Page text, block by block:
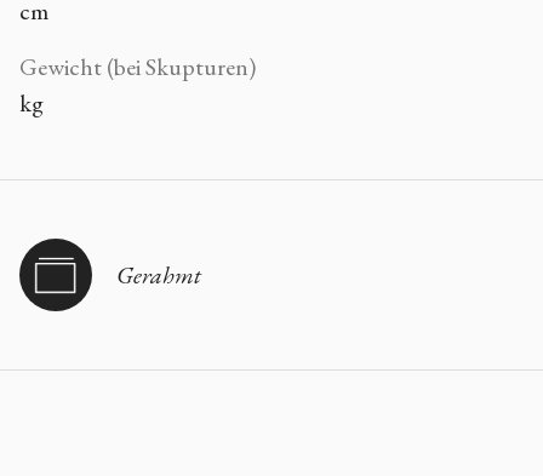
cm
Gewicht (bei Skupturen)
kg
Gerahmt